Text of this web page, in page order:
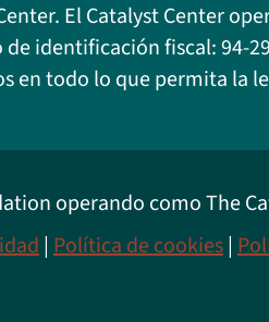
El Catalyst Center
identificación fiscal: 94-
en todo lo que permita la
operando como The
| Política de cookies|